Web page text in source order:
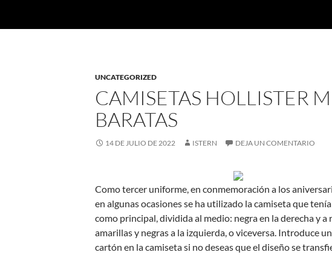
UNCATEGORIZED
CAMISETAS HOLLISTER
BARATAS
14 DE JULIO DE 2022 ISTERN DEJA UN COMENTARIO
Como tercer uniforme, en conmemoración a los
en algunas ocasiones se ha utilizado la camiseta que
como principal, dividida al medio: negra en la derecha y a
amarillas y negras a la izquierda, o viceversa. Introduce
cartón en la camiseta si no deseas que el diseño se